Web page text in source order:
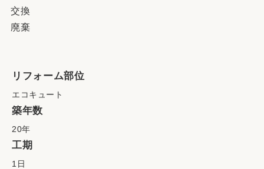
交換
廃棄
リフォーム部位
エコキュート
築年数
20年
工期
1日